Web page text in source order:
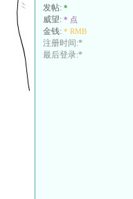
发帖: *
威望: * 点
金钱: * RMB
注册时间:*
最后登录:*